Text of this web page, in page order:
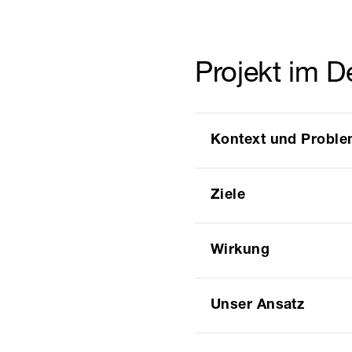
Projekt im
Kontext und
Ziele
Wirkung
Unser Ansatz